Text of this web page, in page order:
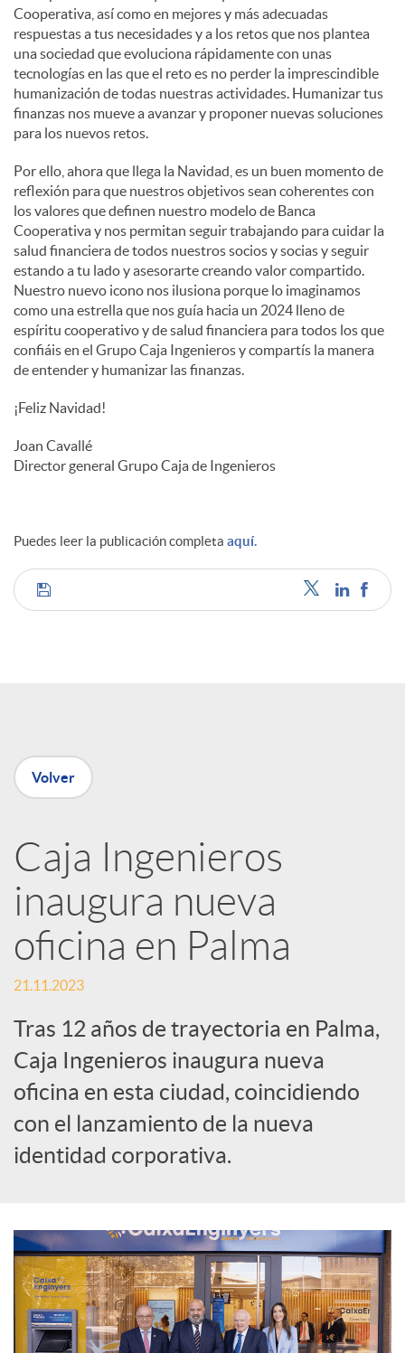
Cooperativa, así como en mejores y más adecuadas
respuestas a tus necesidades y a los retos que nos plantea
una sociedad que evoluciona rápidamente con unas
tecnologías en las que el reto es no perder la imprescindible
humanización de todas nuestras actividades. Humanizar tus
finanzas nos mueve a avanzar y proponer nuevas soluciones
para los nuevos retos.
Por ello, ahora que llega la Navidad, es un buen momento de
reflexión para que nuestros objetivos sean coherentes con
los valores que definen nuestro modelo de Banca
Cooperativa y nos permitan seguir trabajando para cuidar la
salud financiera de todos nuestros socios y socias y seguir
estando a tu lado y asesorarte creando valor compartido.
Nuestro nuevo icono nos ilusiona porque lo imaginamos
como una estrella que nos guía hacia un 2024 lleno de
espíritu cooperativo y de salud financiera para todos los que
confiáis en el Grupo Caja Ingenieros y compartís la manera
de entender y humanizar las finanzas.
¡Feliz Navidad!
Joan Cavallé
Director general Grupo Caja de Ingenieros
Puedes leer la publicación completa aquí.
C
p
a
r
t
i
r
e
R
e
Volver
Caja Ingenieros
inaugura nueva
oficina en Palma
21.11.2023
Tras 12 años de trayectoria en Palma,
Caja Ingenieros inaugura nueva
oficina en esta ciudad, coincidiendo
con el lanzamiento de la nueva
identidad corporativa.